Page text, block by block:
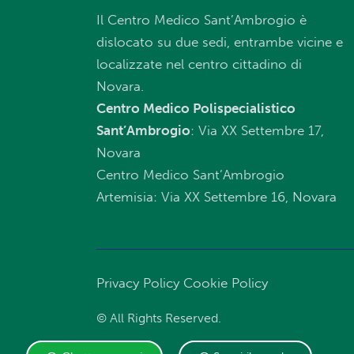
Il Centro Medico Sant’Ambrogio è
dislocato su due sedi, entrambe vicine e
localizzate nel centro cittadino di
Novara.
Centro Medico Polispecialistico
Sant’Ambrogio: Via XX Settembre 17,
Novara
Centro Medico Sant’Ambrogio
Artemisia: Via XX Settembre 16, Novara
Privacy Policy Cookie Policy
© All Rights Reserved.